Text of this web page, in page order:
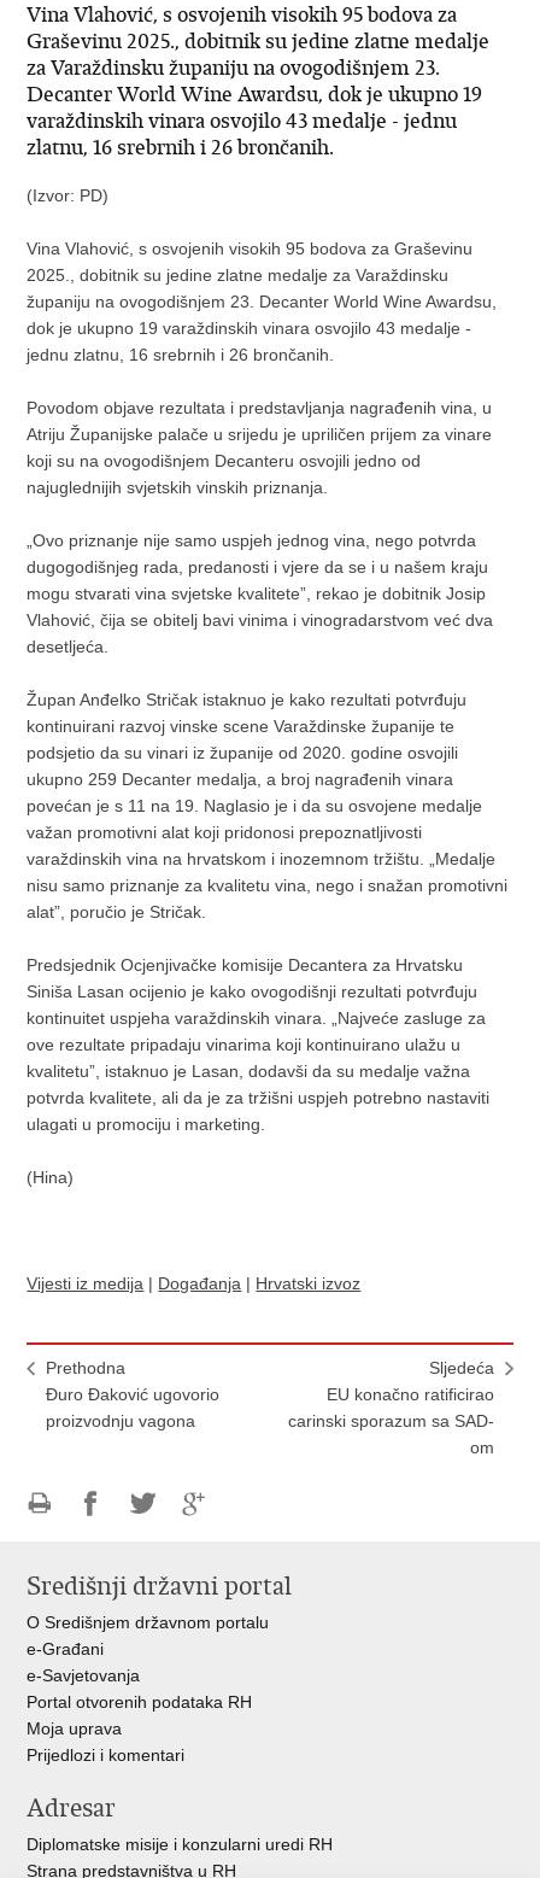
Vina Vlahović, s osvojenih visokih 95 bodova za
Graševinu 2025., dobitnik su jedine zlatne medalje
za Varaždinsku županiju na ovogodišnjem 23.
Decanter World Wine Awardsu, dok je ukupno 19
varaždinskih vinara osvojilo 43 medalje - jednu
zlatnu, 16 srebrnih i 26 brončanih.
(Izvor: PD)
Vina Vlahović, s osvojenih visokih 95 bodova za Graševinu
2025., dobitnik su jedine zlatne medalje za Varaždinsku
županiju na ovogodišnjem 23. Decanter World Wine Awardsu,
dok je ukupno 19 varaždinskih vinara osvojilo 43 medalje -
jednu zlatnu, 16 srebrnih i 26 brončanih.
Povodom objave rezultata i predstavljanja nagrađenih vina, u
Atriju Županijske palače u srijedu je upriličen prijem za vinare
koji su na ovogodišnjem Decanteru osvojili jedno od
najuglednijih svjetskih vinskih priznanja.
„Ovo priznanje nije samo uspjeh jednog vina, nego potvrda
dugogodišnjeg rada, predanosti i vjere da se i u našem kraju
mogu stvarati vina svjetske kvalitete”, rekao je dobitnik Josip
Vlahović, čija se obitelj bavi vinima i vinogradarstvom već dva
desetljeća.
Župan Anđelko Stričak istaknuo je kako rezultati potvrđuju
kontinuirani razvoj vinske scene Varaždinske županije te
podsjetio da su vinari iz županije od 2020. godine osvojili
ukupno 259 Decanter medalja, a broj nagrađenih vinara
povećan je s 11 na 19. Naglasio je i da su osvojene medalje
važan promotivni alat koji pridonosi prepoznatljivosti
varaždinskih vina na hrvatskom i inozemnom tržištu. „Medalje
nisu samo priznanje za kvalitetu vina, nego i snažan promotivni
alat”, poručio je Stričak.
Predsjednik Ocjenjivačke komisije Decantera za Hrvatsku
Siniša Lasan ocijenio je kako ovogodišnji rezultati potvrđuju
kontinuitet uspjeha varaždinskih vinara. „Najveće zasluge za
ove rezultate pripadaju vinarima koji kontinuirano ulažu u
kvalitetu”, istaknuo je Lasan, dodavši da su medalje važna
potvrda kvalitete, ali da je za tržišni uspjeh potrebno nastaviti
ulagati u promociju i marketing.
(Hina)
Vijesti iz medija | Događanja | Hrvatski izvoz
Prethodna
Đuro Đaković ugovorio
proizvodnju vagona
Sljedeća
EU konačno ratificirao
carinski sporazum sa SAD-
om
FacebookuTwitteruGoogle
Središnji državni portal
O Središnjem državnom portalu
e-Građani
e-Savjetovanja
Portal otvorenih podataka RH
Moja uprava
Prijedlozi i komentari
Adresar
Diplomatske misije i konzularni uredi RH
Strana predstavništva u RH